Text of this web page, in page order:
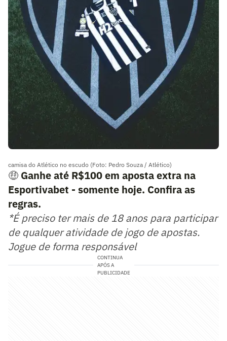
camisa do Atlético no escudo (Foto: Pedro Souza / Atlético)
🤑 Ganhe até R$100 em aposta extra na
Esportivabet - somente hoje. Confira as
regras.
*É preciso ter mais de 18 anos para participar
de qualquer atividade de jogo de apostas.
Jogue de forma responsável
CONTINUA
APÓS A
PUBLICIDADE